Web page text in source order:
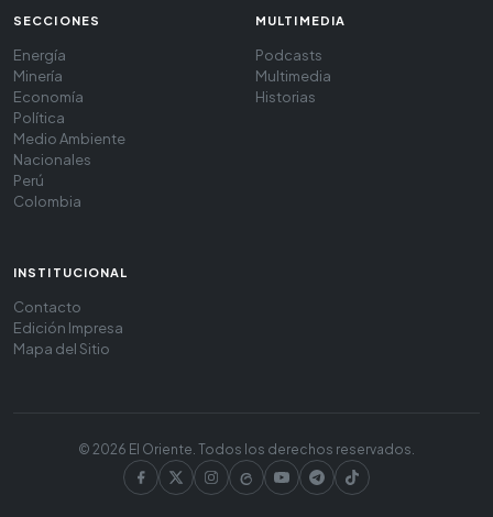
SECCIONES
Energía
Minería
Economía
Política
Medio Ambiente
Nacionales
Perú
Colombia
MULTIMEDIA
Podcasts
Multimedia
Historias
INSTITUCIONAL
Contacto
Edición Impresa
Mapa del Sitio
© 2026 El Oriente. Todos los derechos reservados.